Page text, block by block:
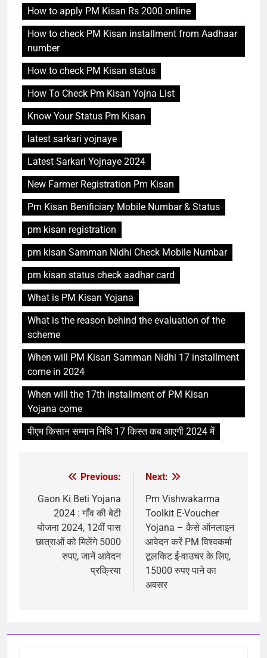
How to apply PM Kisan Rs 2000 online
How to check PM Kisan installment from Aadhaar
number
How to check PM Kisan status
How To Check Pm Kisan Yojna List
Know Your Status Pm Kisan
latest sarkari yojnaye
Latest Sarkari Yojnaye 2024
New Farmer Registration Pm Kisan
Pm Kisan Benificiary Mobile Numbar & Status
pm kisan registration
pm kisan Samman Nidhi Check Mobile Numbar
pm kisan status check aadhar card
What is PM Kisan Yojana
What is the reason behind the evaluation of the
scheme
When will PM Kisan Samman Nidhi 17 installment
come in 2024
When will the 17th installment of PM Kisan
Yojana come
पीएम किसान सम्मान निधि 17 किस्त कब आएगी 2024 में
Previous:
Gaon Ki Beti Yojana
2024 : गाँव की बेटी
योजना 2024, 12वीं पास
छात्राओं को मिलेंगे 5000
रुपए, जानें आवेदन
प्रक्रिया
Next:
Pm Vishwakarma
Toolkit E-Voucher
Yojana – कैसे ऑनलाइन
आवेदन करें PM विश्वकर्मा
टूलकिट ई-वाउचर के लिए,
15000 रुपए पाने का
अवसर